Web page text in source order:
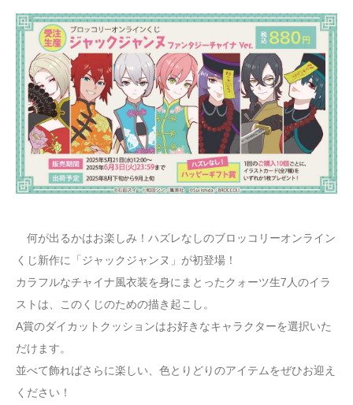
何が出るかはお楽しみ！ハズレなしのブロッコリーオンライン
くじ新作に「ジャックジャンヌ」が初登場！
カラフルなチャイナ風衣装を身にまとったクォーツ生7人のイラ
ストは、このくじのための描き起こし。
A賞のダイカットクッションはお好きなキャラクターを選択いた
だけます。
並べて飾ればさらに楽しい、色とりどりのアイテムをぜひお迎え
ください！